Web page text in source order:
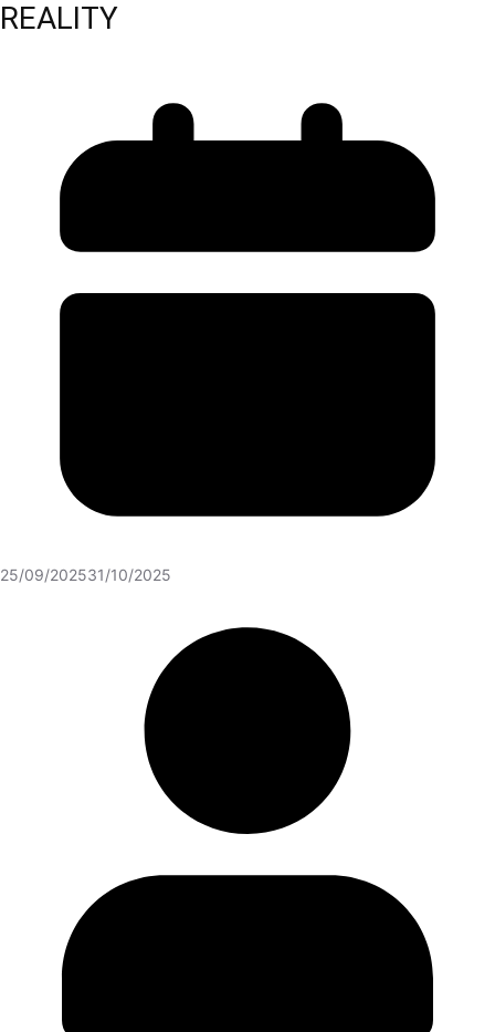
REALITY
25/09/202531/10/2025